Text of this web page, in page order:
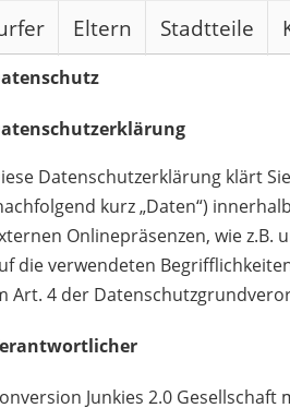
Eltern Stadtteile
Datenschutzerklärung klärt
kurz „Daten“)
Onlinepräsenzen, wie z.B.
die verwendeten
Art. 4 der
Junkies 2.0